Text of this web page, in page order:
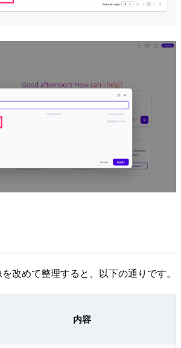
改めて整理すると、以下の通りです。
内容